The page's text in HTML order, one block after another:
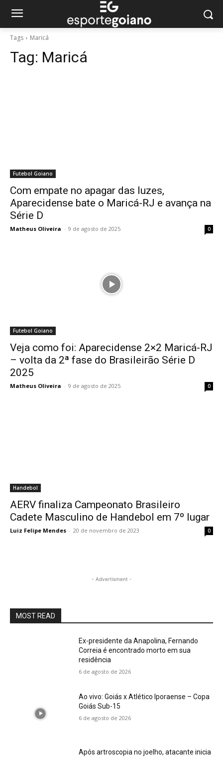
Tags Maricá
Tag: Maricá
Futebol Goiano
Com empate no apagar das luzes,
Aparecidense bate o Maricá-RJ e avança na
Série D
Matheus Oliveira - 9 de agosto de 2025 0
Futebol Goiano
Veja como foi: Aparecidense 2×2 Maricá-RJ
– volta da 2ª fase do Brasileirão Série D
2025
Matheus Oliveira - 9 de agosto de 2025 0
Handebol
AERV finaliza Campeonato Brasileiro
Cadete Masculino de Handebol em 7º lugar
Luiz Felipe Mendes - 20 de novembro de 2023 0
- Advertisment -
MOST READ
Ex-presidente da Anapolina, Fernando
Correia é encontrado morto em sua
residência
6 de agosto de 2026
Ao vivo: Goiás x Atlético Iporaense – Copa
Goiás Sub-15
6 de agosto de 2026
Após artroscopia no joelho, atacante inicia